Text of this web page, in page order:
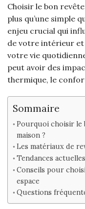
Choisir le bon
plus qu’une simple
enjeu crucial qui
de votre intérieur et
votre vie
peut avoir des
thermique, le
Sommaire
Pourquoi choisir le
maison ?
Les matériaux de
Tendances
Conseils pour
espace
Questions